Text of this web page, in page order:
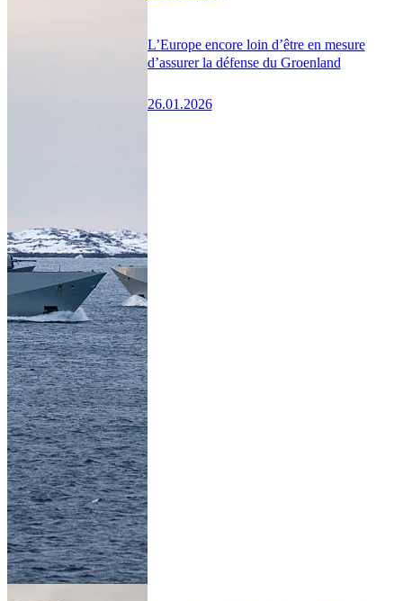
L’Europe encore loin d’être en mesure
d’assurer la défense du Groenland
26.01.2026